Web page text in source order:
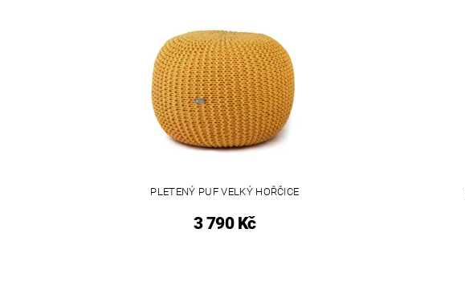
PLETENÝ PUF VELKÝ HOŘČICE
3 790 Kč